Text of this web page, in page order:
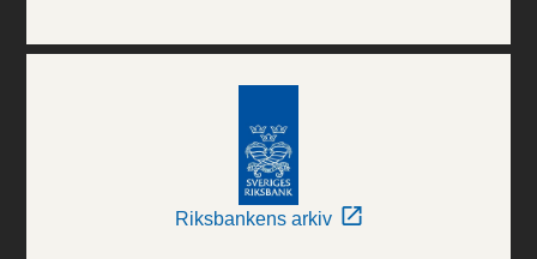
Riksbankens arkiv